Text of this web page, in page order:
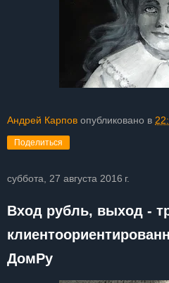
Андрей Карпов опубликовано в
Поделиться
суббота, 27 августа 2016 г.
Вход рубль, выход -
ДомРу